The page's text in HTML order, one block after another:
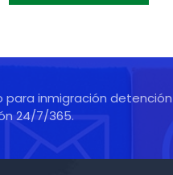
DERECHOS: Qué
es arrestado
para inmigración
24/7/365.